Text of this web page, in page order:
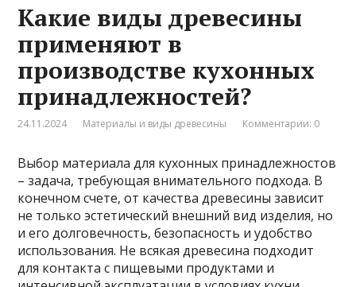
Какие виды древесины
применяют в
производстве кухонных
принадлежностей?
24.11.2024 Материалы и виды древесины Комментарии: 0
Выбор материала для кухонных принадлежностов
– задача, требующая внимательного подхода. В
конечном счете, от качества древесины зависит
не только эстетический внешний вид изделия, но
и его долговечность, безопасность и удобство
использования. Не всякая древесина подходит
для контакта с пищевыми продуктами и